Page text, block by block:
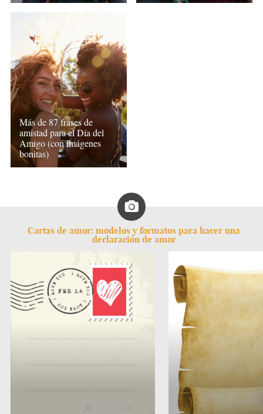
Más de 87 frases de
amistad para el Día del
Amigo (con imágenes
bonitas)
Cartas de amor: modelos y formatos para hacer una
declaración de amor